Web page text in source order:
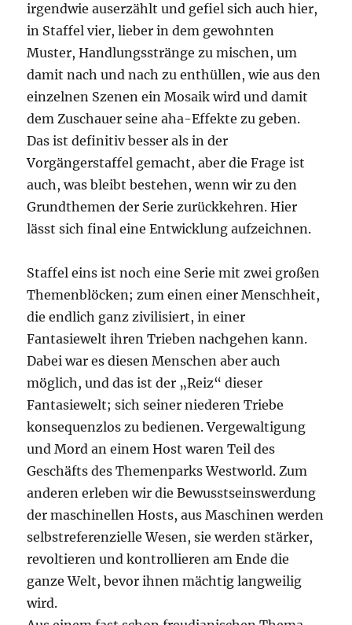
irgendwie auserzählt und gefiel sich auch hier,
in Staffel vier, lieber in dem gewohnten
Muster, Handlungsstränge zu mischen, um
damit nach und nach zu enthüllen, wie aus den
einzelnen Szenen ein Mosaik wird und damit
dem Zuschauer seine aha-Effekte zu geben.
Das ist definitiv besser als in der
Vorgängerstaffel gemacht, aber die Frage ist
auch, was bleibt bestehen, wenn wir zu den
Grundthemen der Serie zurückkehren. Hier
lässt sich final eine Entwicklung aufzeichnen.
Staffel eins ist noch eine Serie mit zwei großen
Themenblöcken; zum einen einer Menschheit,
die endlich ganz zivilisiert, in einer
Fantasiewelt ihren Trieben nachgehen kann.
Dabei war es diesen Menschen aber auch
möglich, und das ist der „Reiz“ dieser
Fantasiewelt; sich seiner niederen Triebe
konsequenzlos zu bedienen. Vergewaltigung
und Mord an einem Host waren Teil des
Geschäfts des Themenparks Westworld. Zum
anderen erleben wir die Bewusstseinswerdung
der maschinellen Hosts, aus Maschinen werden
selbstreferenzielle Wesen, sie werden stärker,
revoltieren und kontrollieren am Ende die
ganze Welt, bevor ihnen mächtig langweilig
wird.